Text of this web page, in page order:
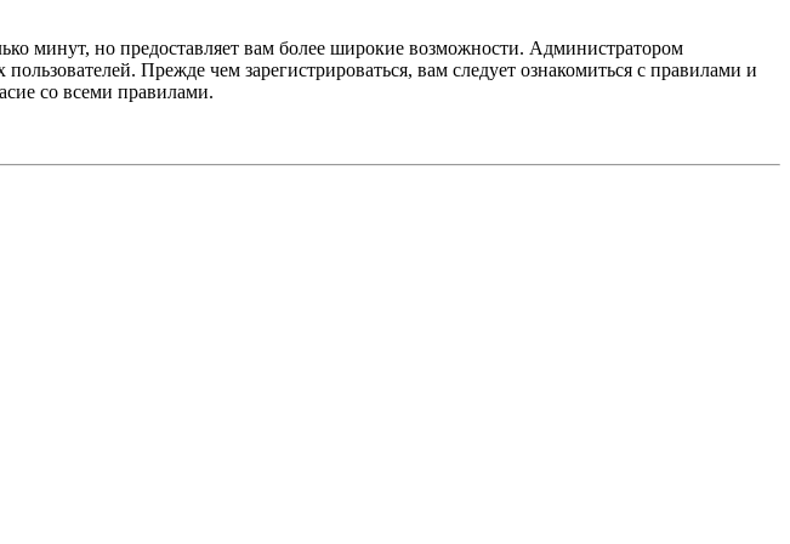
минут, но предоставляет вам более широкие возможности. Администратором
Прежде чем зарегистрироваться, вам следует ознакомиться с правилами и
со всеми правилами.